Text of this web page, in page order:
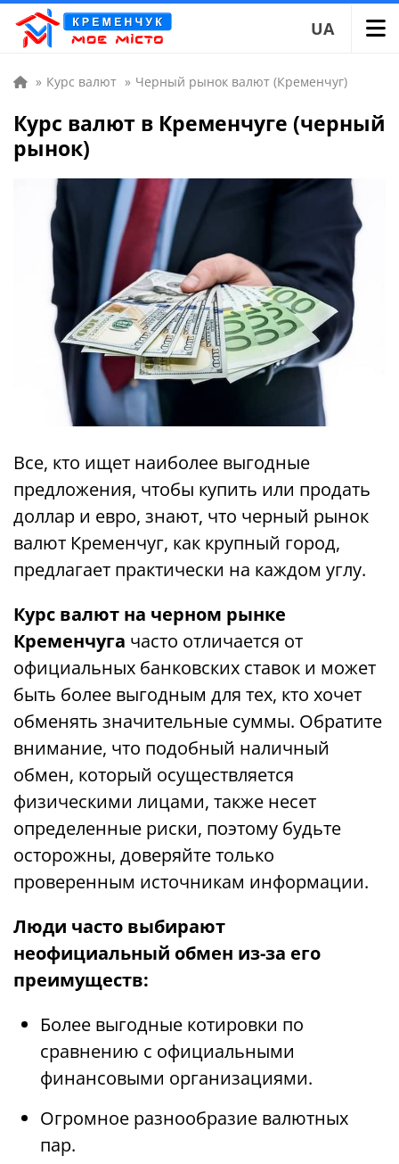
UA
» Курс валют » Черный рынок валют (Кременчуг)
Курс валют в Кременчуге (черный
рынок)
Все, кто ищет наиболее выгодные
предложения, чтобы купить или продать
доллар и евро, знают, что черный рынок
валют Кременчуг, как крупный город,
предлагает практически на каждом углу.
Курс валют на черном рынке
Кременчуга часто отличается от
официальных банковских ставок и может
быть более выгодным для тех, кто хочет
обменять значительные суммы. Обратите
внимание, что подобный наличный
обмен, который осуществляется
физическими лицами, также несет
определенные риски, поэтому будьте
осторожны, доверяйте только
проверенным источникам информации.
Люди часто выбирают
неофициальный обмен из-за его
преимуществ:
Более выгодные котировки по
сравнению с официальными
финансовыми организациями.
Огромное разнообразие валютных
пар.